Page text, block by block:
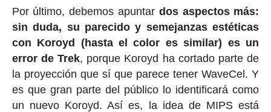
Por último, debemos apuntar dos aspectos más:
sin duda, su parecido y semejanzas estéticas
con Koroyd (hasta el color es similar) es un
error de Trek, porque Koroyd ha cortado parte de
la proyección que sí que parece tener WaveCel. Y
es que gran parte del público lo identificará como
un nuevo Koroyd. Así es, la idea de MIPS está